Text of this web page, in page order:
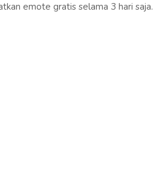
emote gratis selama 3 hari saja.